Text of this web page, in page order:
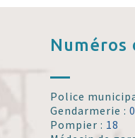
Numéros
Police
Gendarmerie :
Pompier : 18